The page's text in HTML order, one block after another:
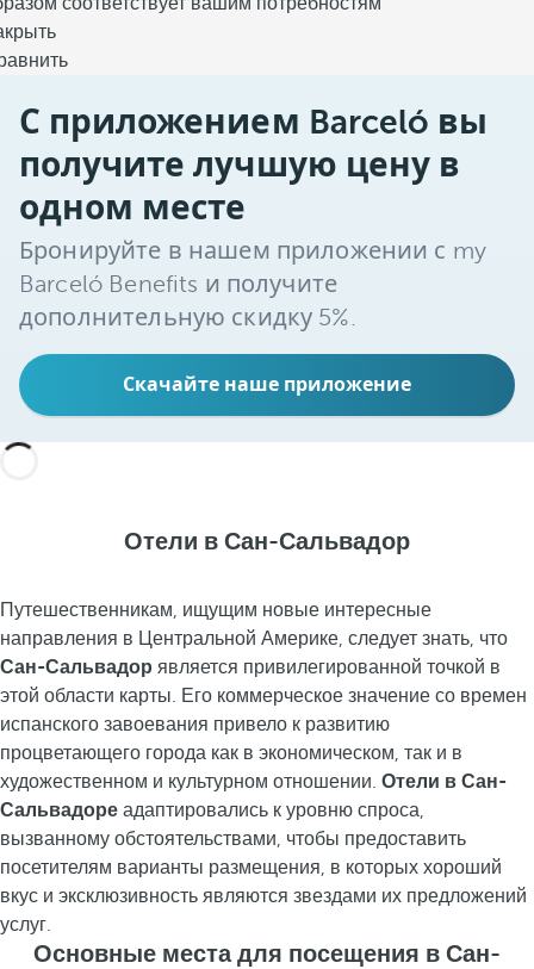
С приложением Barceló вы
получите лучшую цену в
одном месте
Бронируйте в нашем приложении с my
Barceló Benefits и получите
дополнительную скидку 5%.
Скачайте наше приложение
Отели в Сан-Сальвадор
Путешественникам, ищущим новые интересные
направления в Центральной Америке, следует знать, что
Сан-Сальвадор является привилегированной точкой в
этой области карты. Его коммерческое значение со времен
испанского завоевания привело к развитию
процветающего города как в экономическом, так и в
художественном и культурном отношении. Отели в Сан-
Сальвадоре адаптировались к уровню спроса,
вызванному обстоятельствами, чтобы предоставить
посетителям варианты размещения, в которых хороший
вкус и эксклюзивность являются звездами их предложений
услуг.
Основные места для посещения в Сан-